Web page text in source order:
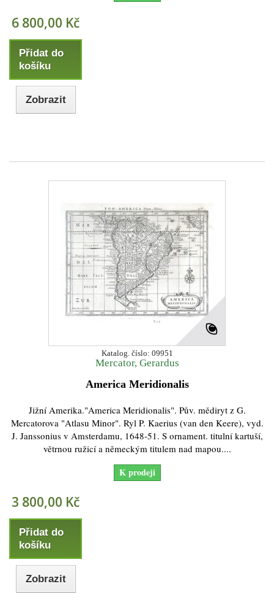
6 800,00 Kč
Přidat do
košíku
Zobrazit
Katalog. číslo: 09951
Mercator, Gerardus
America Meridionalis
Jižní Amerika."America Meridionalis". Pův. mědiryt z G.
Mercatorova "Atlasu Minor". Ryl P. Kaerius (van den Keere), vyd.
J. Janssonius v Amsterdamu, 1648-51. S ornament. titulní kartuší,
větrnou ružicí a německým titulem nad mapou....
K prodeji
3 800,00 Kč
Přidat do
košíku
Zobrazit